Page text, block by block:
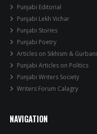
Punjabi Editorial
Punjabi Lekh Vichar
Punjabi Stories
Punjabi Poetry
Articles on Sikhism & Gurbani
Punjabi Articles on Politics
Punjabi Writers Society
Writers Forum Calagry
NAVIGATION